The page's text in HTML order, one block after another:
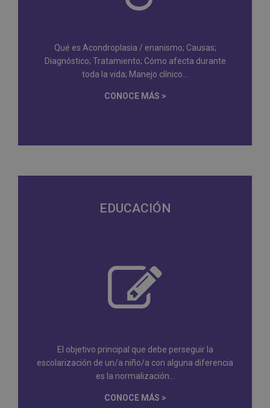
Qué es Acondroplasia / enanismo; Causas;
Diagnóstico; Tratamiento; Cómo afecta durante
toda la vida; Manejo clínico...
CONOCE MÁS >
EDUCACIÓN
El objetivo principal que debe perseguir la
escolarización de un/a niño/a con alguna diferencia
es la normalización...
CONOCE MÁS >